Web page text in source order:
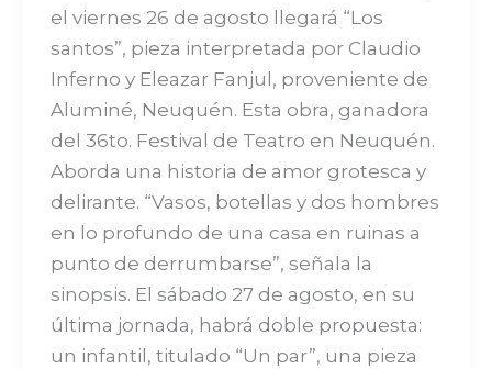
el viernes 26 de agosto llegará “Los
santos”, pieza interpretada por Claudio
Inferno y Eleazar Fanjul, proveniente de
Aluminé, Neuquén. Esta obra, ganadora
del 36to. Festival de Teatro en Neuquén.
Aborda una historia de amor grotesca y
delirante. “Vasos, botellas y dos hombres
en lo profundo de una casa en ruinas a
punto de derrumbarse”, señala la
sinopsis. El sábado 27 de agosto, en su
última jornada, habrá doble propuesta:
un infantil, titulado “Un par”, una pieza